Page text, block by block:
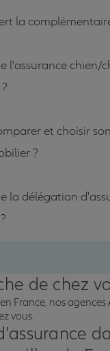
la
l'assurance chien/
et choisir
?
la délégation
de chez
France, nos
vous.